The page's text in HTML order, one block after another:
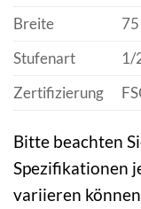
Breite
Stufenart
1/
Zertifizierung
Bitte beachten
Spezifikationen
variieren